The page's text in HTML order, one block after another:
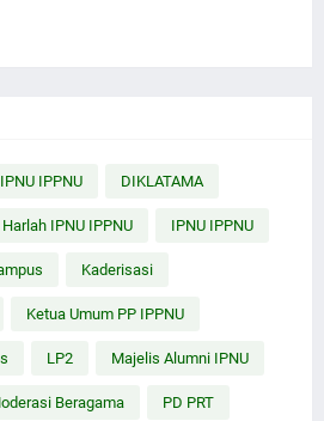
IPPNU DIKLATAMA
Harlah IPNU IPPNU IPNU IPPNU
Kaderisasi
Ketua Umum PP IPPNU
LP2 Majelis Alumni IPNU
Beragama PD PRT